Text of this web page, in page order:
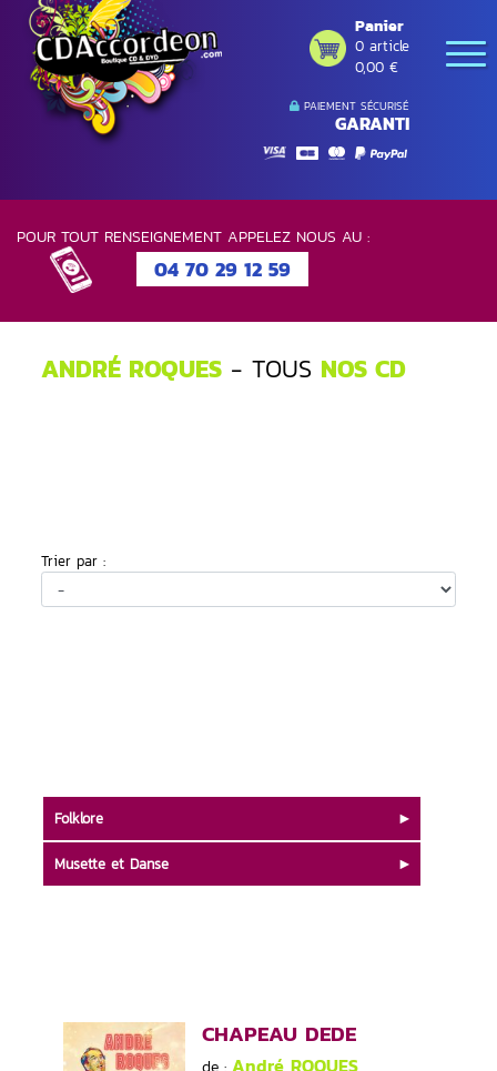
PAIEMENT SÉCURISÉ
GARANTI
Panier
0 article
0,00 €
POUR TOUT RENSEIGNEMENT APPELEZ NOUS AU :
04 70 29 12 59
ANDRÉ ROQUES - TOUS NOS CD
Trier par :
CHAPEAU DEDE
André ROQUES
Folklore
Musette et Danse